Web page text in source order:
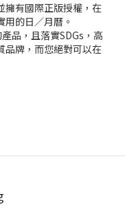
擁有國際正版授權，在
的日／月曆。
品，且落實SDGs，高
品牌，而您絕對可以在